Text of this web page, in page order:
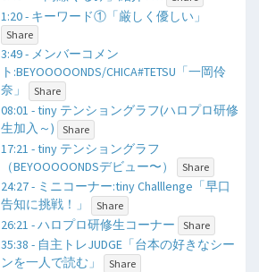
1:20 - キーワード①「厳しく優しい」
Share
3:49 - メンバーコメン
ト:BEYOOOOONDS/CHICA#TETSU「一岡伶
奈」
Share
08:01 - tiny テンショングラフ(ハロプロ研修
生加入～)
Share
17:21 - tiny テンショングラフ
（BEYOOOOONDSデビュー〜）
Share
24:27 - ミニコーナー:tiny Challlenge「早口
告知に挑戦！」
Share
26:21 - ハロプロ研修生コーナー Share
35:38 - 自主トレJUDGE「台本の好きなシー
ンを一人で読む」
Share